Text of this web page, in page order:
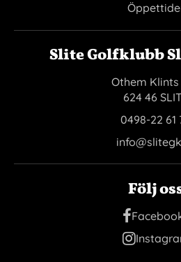
Slite Golfklubb
Othem Klints
624 46
0498-22 61
Följ